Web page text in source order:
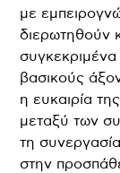
με
διερωτηθούν
βασικούς
η ευκαιρία
μεταξύ των
τη
στην